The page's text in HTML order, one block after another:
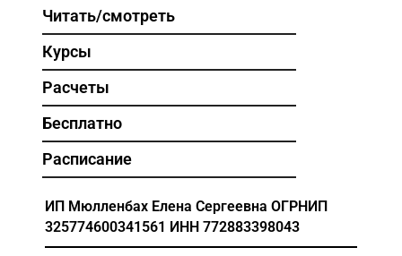
Читать/смотреть
Курсы
Расчеты
Бесплатно
Расписание
ИП Мюлленбах Елена Сергеевна ОГРНИП
325774600341561 ИНН 772883398043